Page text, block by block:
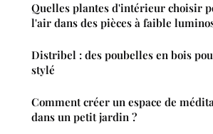
Quelles plantes d'intérieur choisir
l'air dans des pièces à faible
Distribel : des poubelles en bois
stylé
Comment créer un espace de
dans un petit jardin ?